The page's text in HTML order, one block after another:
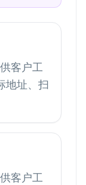
客户工
地址、扫
客户工